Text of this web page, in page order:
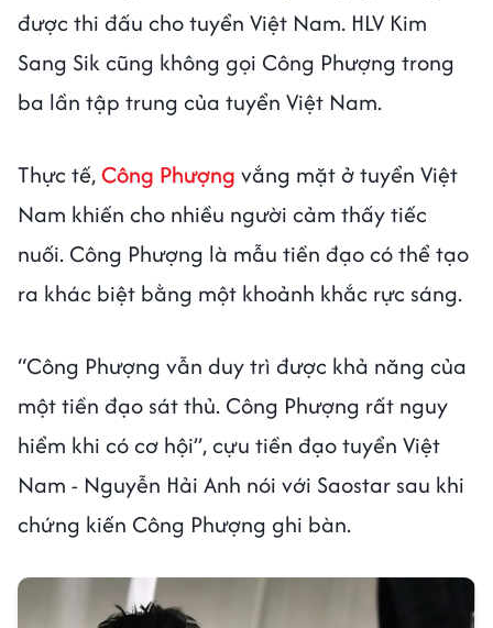
được thi đấu cho tuyển Việt Nam. HLV Kim
Sang Sik cũng không gọi Công Phượng trong
ba lần tập trung của tuyển Việt Nam.
Thực tế,Công Phượng vắng mặt ở tuyển Việt
Nam khiến cho nhiều người cảm thấy tiếc
nuối. Công Phượng là mẫu tiền đạo có thể tạo
ra khác biệt bằng một khoảnh khắc rực sáng.
“Công Phượng vẫn duy trì được khả năng của
một tiền đạo sát thủ. Công Phượng rất nguy
hiểm khi có cơ hội”, cựu tiền đạo tuyển Việt
Nam - Nguyễn Hải Anh nói với Saostar sau khi
chứng kiến Công Phượng ghi bàn.